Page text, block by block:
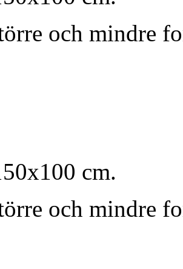
och mindre
cm.
och mindre